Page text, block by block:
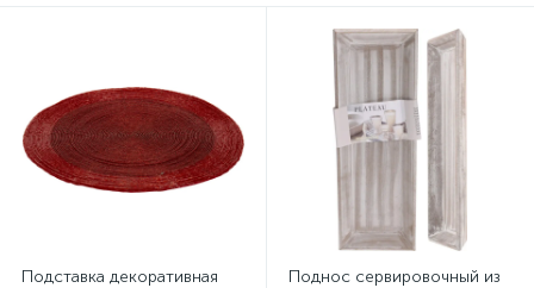
Подставка декоративная
Поднос сервировочный из